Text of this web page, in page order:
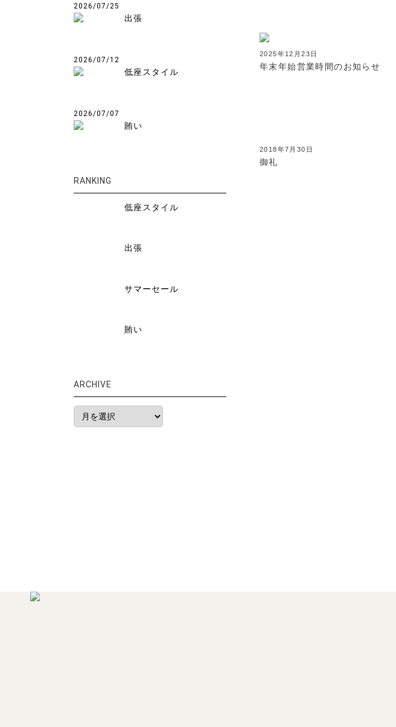
2025年12月23日
年末年始営業時間のお知らせ
2018年7月30日
御礼
2026/07/25
出張
2026/07/12
低座スタイル
2026/07/07
賄い
RANKING
低座スタイル
出張
サマーセール
賄い
ARCHIVE